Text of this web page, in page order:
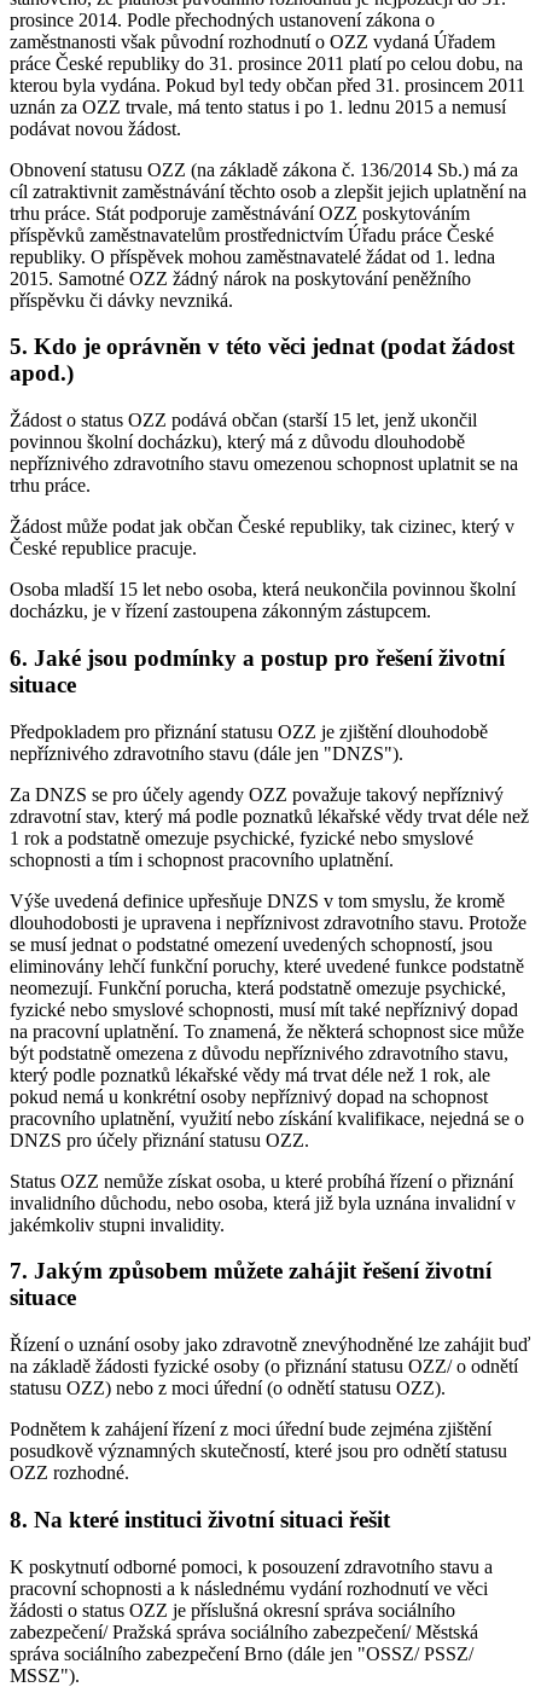
prosince 2014. Podle přechodných ustanovení zákona o
zaměstnanosti však původní rozhodnutí o OZZ vydaná Úřadem
práce České republiky do 31. prosince 2011 platí po celou dobu, na
kterou byla vydána. Pokud byl tedy občan před 31. prosincem 2011
uznán za OZZ trvale, má tento status i po 1. lednu 2015 a nemusí
podávat novou žádost.
Obnovení statusu OZZ (na základě zákona č. 136/2014 Sb.) má za
cíl zatraktivnit zaměstnávání těchto osob a zlepšit jejich uplatnění na
trhu práce. Stát podporuje zaměstnávání OZZ poskytováním
příspěvků zaměstnavatelům prostřednictvím Úřadu práce České
republiky. O příspěvek mohou zaměstnavatelé žádat od 1. ledna
2015. Samotné OZZ žádný nárok na poskytování peněžního
příspěvku či dávky nevzniká.
5. Kdo je oprávněn v této věci jednat (podat žádost
apod.)
Žádost o status OZZ podává občan (starší 15 let, jenž ukončil
povinnou školní docházku), který má z důvodu dlouhodobě
nepříznivého zdravotního stavu omezenou schopnost uplatnit se na
trhu práce.
Žádost může podat jak občan České republiky, tak cizinec, který v
České republice pracuje.
Osoba mladší 15 let nebo osoba, která neukončila povinnou školní
docházku, je v řízení zastoupena zákonným zástupcem.
6. Jaké jsou podmínky a postup pro řešení životní
situace
Předpokladem pro přiznání statusu OZZ je zjištění dlouhodobě
nepříznivého zdravotního stavu (dále jen "DNZS").
Za DNZS se pro účely agendy OZZ považuje takový nepříznivý
zdravotní stav, který má podle poznatků lékařské vědy trvat déle než
1 rok a podstatně omezuje psychické, fyzické nebo smyslové
schopnosti a tím i schopnost pracovního uplatnění.
Výše uvedená definice upřesňuje DNZS v tom smyslu, že kromě
dlouhodobosti je upravena i nepříznivost zdravotního stavu. Protože
se musí jednat o podstatné omezení uvedených schopností, jsou
eliminovány lehčí funkční poruchy, které uvedené funkce podstatně
neomezují. Funkční porucha, která podstatně omezuje psychické,
fyzické nebo smyslové schopnosti, musí mít také nepříznivý dopad
na pracovní uplatnění. To znamená, že některá schopnost sice může
být podstatně omezena z důvodu nepříznivého zdravotního stavu,
který podle poznatků lékařské vědy má trvat déle než 1 rok, ale
pokud nemá u konkrétní osoby nepříznivý dopad na schopnost
pracovního uplatnění, využití nebo získání kvalifikace, nejedná se o
DNZS pro účely přiznání statusu OZZ.
Status OZZ nemůže získat osoba, u které probíhá řízení o přiznání
invalidního důchodu, nebo osoba, která již byla uznána invalidní v
jakémkoliv stupni invalidity.
7. Jakým způsobem můžete zahájit řešení životní
situace
Řízení o uznání osoby jako zdravotně znevýhodněné lze zahájit buď
na základě žádosti fyzické osoby (o přiznání statusu OZZ/ o odnětí
statusu OZZ) nebo z moci úřední (o odnětí statusu OZZ).
Podnětem k zahájení řízení z moci úřední bude zejména zjištění
posudkově významných skutečností, které jsou pro odnětí statusu
OZZ rozhodné.
8. Na které instituci životní situaci řešit
K poskytnutí odborné pomoci, k posouzení zdravotního stavu a
pracovní schopnosti a k následnému vydání rozhodnutí ve věci
žádosti o status OZZ je příslušná okresní správa sociálního
zabezpečení/ Pražská správa sociálního zabezpečení/ Městská
správa sociálního zabezpečení Brno (dále jen "OSSZ/ PSSZ/
MSSZ").